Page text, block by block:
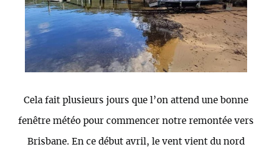
Cela fait plusieurs jours que l’on attend une bonne
fenêtre météo pour commencer notre remontée vers
Brisbane. En ce début avril, le vent vient du nord